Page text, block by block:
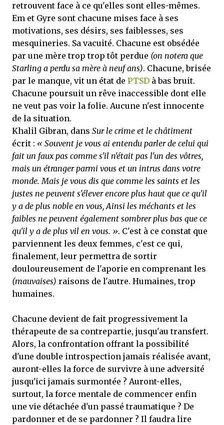
retrouvent face à ce qu'elles sont elles-mêmes.
Em et Gyre sont chacune mises face à ses
motivations, ses désirs, ses faiblesses, ses
mesquineries. Sa vacuité. Chacune est obsédée
par une mère trop trop tôt perdue (on notera que
Starling a perdu sa mère à neuf ans). Chacune, brisée
par le manque, vit un état de PTSD à bas bruit.
Chacune poursuit un rêve inaccessible dont elle
ne veut pas voir la folie. Aucune n'est innocente
de la situation.
Khalil Gibran, dans Sur le crime et le châtiment
écrit : « Souvent je vous ai entendu parler de celui qui
fait un faux pas comme s'il n'était pas l'un des vôtres,
mais un étranger parmi vous et un intrus dans votre
monde. Mais je vous dis que comme les saints et les
justes ne peuvent s'élever encore plus haut que ce qu'il
y a de plus noble en vous, Ainsi les méchants et les
faibles ne peuvent également sombrer plus bas que ce
qu'il y a de plus vil en vous. ». C'est à ce constat que
parviennent les deux femmes, c'est ce qui,
finalement, leur permettra de sortir
douloureusement de l'aporie en comprenant les
(mauvaises) raisons de l'autre. Humaines, trop
humaines.
Chacune devient de fait progressivement la
thérapeute de sa contrepartie, jusqu'au transfert.
Alors, la confrontation offrant la possibilité
d'une double introspection jamais réalisée avant,
auront-elles la force de survivre à une adversité
jusqu'ici jamais surmontée ? Auront-elles,
surtout, la force mentale de commencer enfin
une vie détachée d'un passé traumatique ? De
pardonner et de se pardonner ? Il faudra lire